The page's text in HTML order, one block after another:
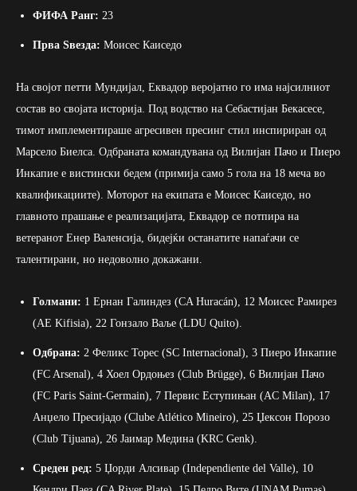
ФИФА Ранг: 23
Прва Ѕвезда: Моисес Каиседо
На својот петти Мундијал, Еквадор веројатно го има најсилниот
состав во својата историја. Под водство на Себастијан Бекасесе,
тимот имплементираше агресивен пресинг стил инспириран од
Марсело Биелса. Одбраната командувана од Вилијан Пачо и Пиеро
Инкапие е вистински бедем (примија само 5 гола на 18 меча во
квалификациите). Моторот на екипата е Моисес Каиседо, но
главното прашање е реализацијата, Еквадор се потпира на
ветеранот Енер Валенсија, бидејќи останатите напаѓачи се
талентирани, но недоволно докажани.
Голмани: 1 Ернан Галиндез (CA Huracán), 12 Моисес Рамирез
(AE Kifisia), 22 Гонзало Ваље (LDU Quito).
Одбрана: 2 Феликс Торес (SC Internacional), 3 Пиеро Инкапие
(FC Arsenal), 4 Хоел Ордоњез (Club Brügge), 6 Вилијан Пачо
(FC Paris Saint-Germain), 7 Первис Еступињан (AC Milan), 17
Анџело Пресијадо (Clube Atlético Mineiro), 25 Џексон Порозо
(Club Tijuana), 26 Јаимар Медина (KRC Genk).
Среден ред: 5 Џорди Алсивар (Independiente del Valle), 10